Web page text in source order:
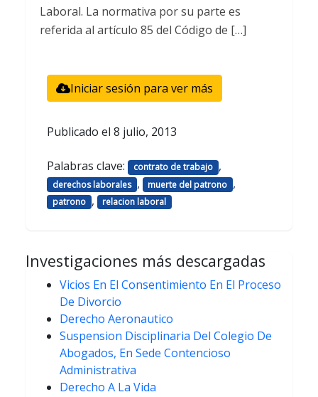
Laboral. La normativa por su parte es
referida al artículo 85 del Código de […]
Iniciar sesión para ver más
Publicado el 8 julio, 2013
Palabras clave: contrato de trabajo ,
derechos laborales , muerte del patrono ,
patrono , relacion laboral
Investigaciones más descargadas
Vicios En El Consentimiento En El Proceso
De Divorcio
Derecho Aeronautico
Suspension Disciplinaria Del Colegio De
Abogados, En Sede Contencioso
Administrativa
Derecho A La Vida